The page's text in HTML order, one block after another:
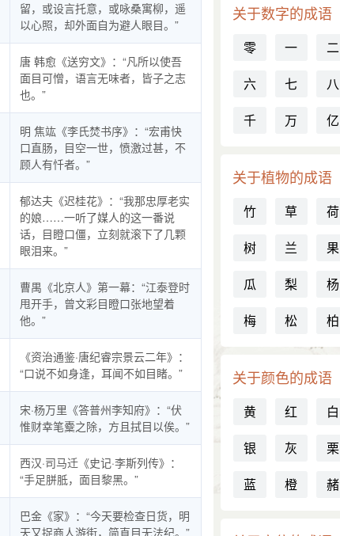
留，或设言托意，或咏桑寓柳，遥
以心照，却外面自为避人眼目。”
唐 韩愈《送穷文》：“凡所以使吾
面目可憎，语言无味者，皆子之志
也。”
明 焦竑《李氏焚书序》：“宏甫快
口直肠，目空一世，愤激过甚，不
顾人有忏者。”
郁达夫《迟桂花》：“我那忠厚老实
的娘……一听了媒人的这一番说
话，目瞪口僵，立刻就滚下了几颗
眼泪来。”
曹禺《北京人》第一幕：“江泰登时
甩开手，曾文彩目瞪口张地望着
他。”
《资治通鉴·唐纪睿宗景云二年》：
“口说不如身逢，耳闻不如目睹。”
宋·杨万里《答普州李知府》：“伏
惟财幸笔櫜之除，方且拭目以俟。”
西汉·司马迁《史记·李斯列传》：
“手足胼胝，面目黎黑。”
巴金《家》：“今天要检查日货，明
天又捉商人游街，简直目无法纪。”
关于数字的成语
零 一 二
六
七 八
千
万 亿
关于植物的成语
竹 草 荷
树
兰 果
瓜
梨 杨
梅
松 柏
关于颜色的成语
黄 红 白
银
灰 栗
蓝
橙 赭